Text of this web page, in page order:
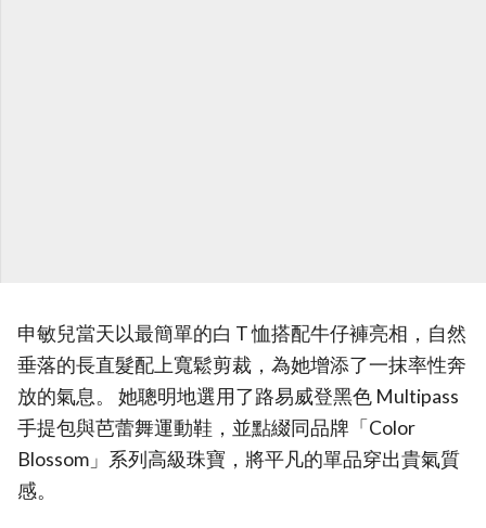
申敏兒當天以最簡單的白 T 恤搭配牛仔褲亮相，自然
垂落的長直髮配上寬鬆剪裁，為她增添了一抹率性奔
放的氣息。 她聰明地選用了路易威登黑色 Multipass
手提包與芭蕾舞運動鞋，並點綴同品牌「Color
Blossom」系列高級珠寶，將平凡的單品穿出貴氣質
感。